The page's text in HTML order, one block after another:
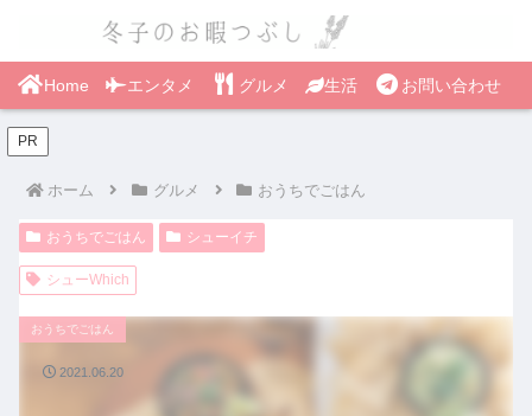
Home エンタメ グルメ 生活 お問い合わせ
PR
ホーム グルメ おうちでごはん
おうちでごはん シューイチ
シューWhich
おうちでごはん
2021.06.20